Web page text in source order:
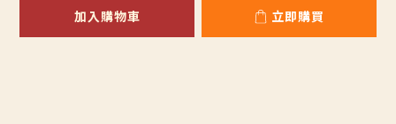
加入購物車 立即購買